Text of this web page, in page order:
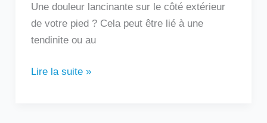
Une douleur lancinante sur le côté extérieur
de votre pied ? Cela peut être lié à une
tendinite ou au
Lire la suite »